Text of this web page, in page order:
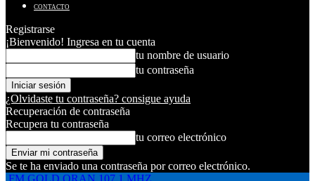
CONTACTO
Registrarse
¡Bienvenido! Ingresa en tu cuenta
tu nombre de usuario
tu contraseña
¿Olvidaste tu contraseña? consigue ayuda
Recuperación de contraseña
Recupera tu contraseña
tu correo electrónico
Se te ha enviado una contraseña por correo electrónico.
FM GOLD ORAN 107.1 MHZ